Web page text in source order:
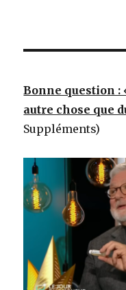
Bonne question :
autre chose que
Suppléments)